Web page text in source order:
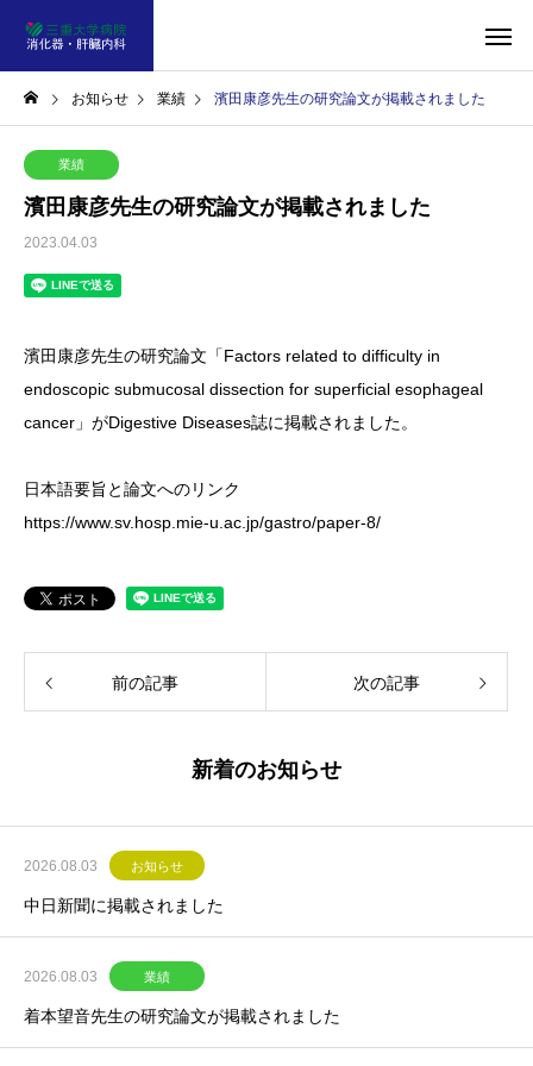
お知らせ 業績 濱田康彦先生の研究論文が掲載されました
業績
濱田康彦先生の研究論文が掲載されました
2023.04.03
濱田康彦先生の研究論文「Factors related to difficulty in
endoscopic submucosal dissection for superficial esophageal
cancer」がDigestive Diseases誌に掲載されました。
日本語要旨と論文へのリンク
https://www.sv.hosp.mie-u.ac.jp/gastro/paper-8/
前の記事 次の記事
新着のお知らせ
2026.08.03 お知らせ
中日新聞に掲載されました
2026.08.03 業績
着本望音先生の研究論文が掲載されました